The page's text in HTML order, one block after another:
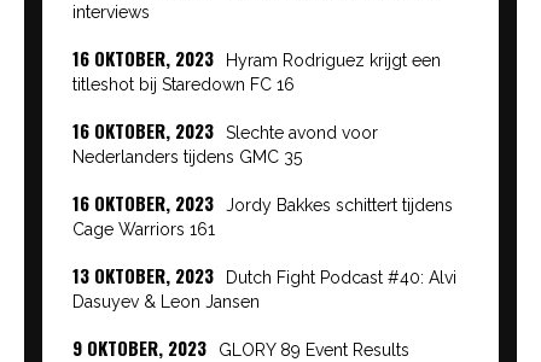
interviews
16 OKTOBER, 2023
Hyram Rodriguez krijgt een
titleshot bij Staredown FC 16
16 OKTOBER, 2023
Slechte avond voor
Nederlanders tijdens GMC 35
16 OKTOBER, 2023
Jordy Bakkes schittert tijdens
Cage Warriors 161
13 OKTOBER, 2023
Dutch Fight Podcast #40: Alvi
Dasuyev & Leon Jansen
9 OKTOBER, 2023 GLORY 89 Event Results